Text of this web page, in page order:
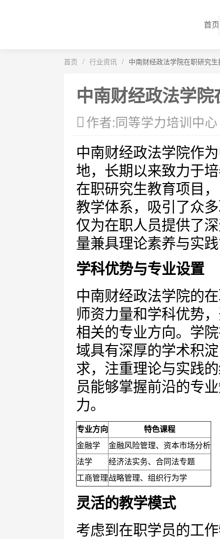
首页
首页 / 行业资讯 / 中南财经政法学院在职研究生
中南财经政法学
作者:同等学力培训中心
中南财经政法学院作
地，长期以来致力于
在职研究生教育项目
教学体系，吸引了众
仅为在职人员提供了
量兼具理论素养与实
学科优势与专业设置
中南财经政法学院的
师资力量和学科优势
相关的专业方向。学
域具有深厚的学术积
求，注重理论与实践
员能够掌握前沿的专
力。
专业方向
特色课程
金融学
金融风险管理、资本市场分析
法学
经济法实务、合同法专题
工商管理战略管理、组织行为学
灵活的教学模式
考虑到在职学员的工